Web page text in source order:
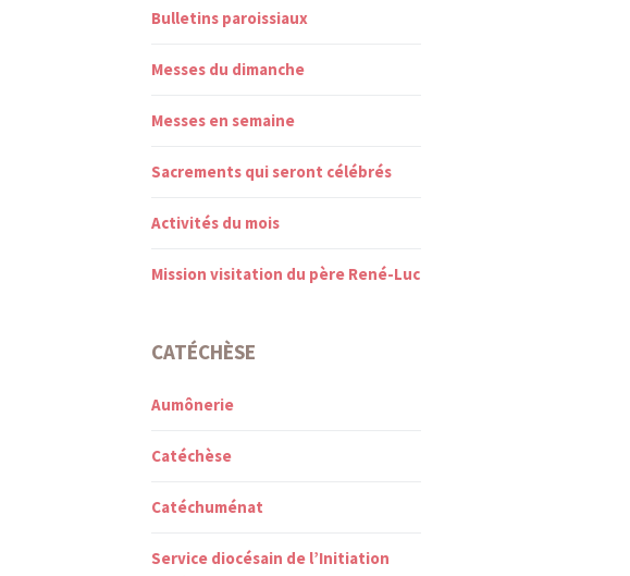
Bulletins paroissiaux
Messes du dimanche
Messes en semaine
Sacrements qui seront célébrés
Activités du mois
Mission visitation du père René-Luc
CATÉCHÈSE
Aumônerie
Catéchèse
Catéchuménat
Service diocésain de l’Initiation